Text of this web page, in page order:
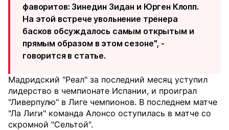
фаворитов: Зинедин Зидан и Юрген Клопп.
На этой встрече увольнение тренера
басков обсуждалось самым открытым и
прямым образом в этом сезоне", -
говорится в статье.
Мадридский "Реал" за последний месяц уступил
лидерство в чемпионате Испании, и проиграл
"Ливерпулю" в Лиге чемпионов. В последнем матче
"Ла Лиги" команда Алонсо оступилась в матче со
скромной "Сельтой".